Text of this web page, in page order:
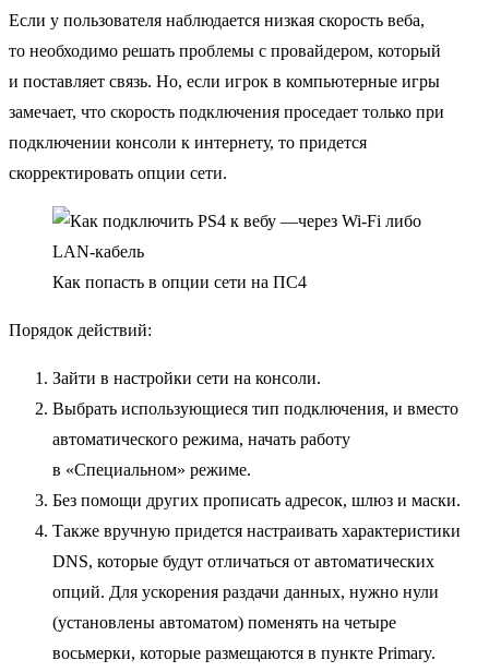
Если у пользователя наблюдается низкая скорость веба,
то необходимо решать проблемы с провайдером, который
и поставляет связь. Но, если игрок в компьютерные игры
замечает, что скорость подключения проседает только при
подключении консоли к интернету, то придется
скорректировать опции сети.
Как попасть в опции сети на ПС4
Порядок действий:
Зайти в настройки сети на консоли.
Выбрать использующиеся тип подключения, и вместо
автоматического режима, начать работу
в «Специальном» режиме.
Без помощи других прописать адресок, шлюз и маски.
Также вручную придется настраивать характеристики
DNS, которые будут отличаться от автоматических
опций. Для ускорения раздачи данных, нужно нули
(установлены автоматом) поменять на четыре
восьмерки, которые размещаются в пункте Primary.